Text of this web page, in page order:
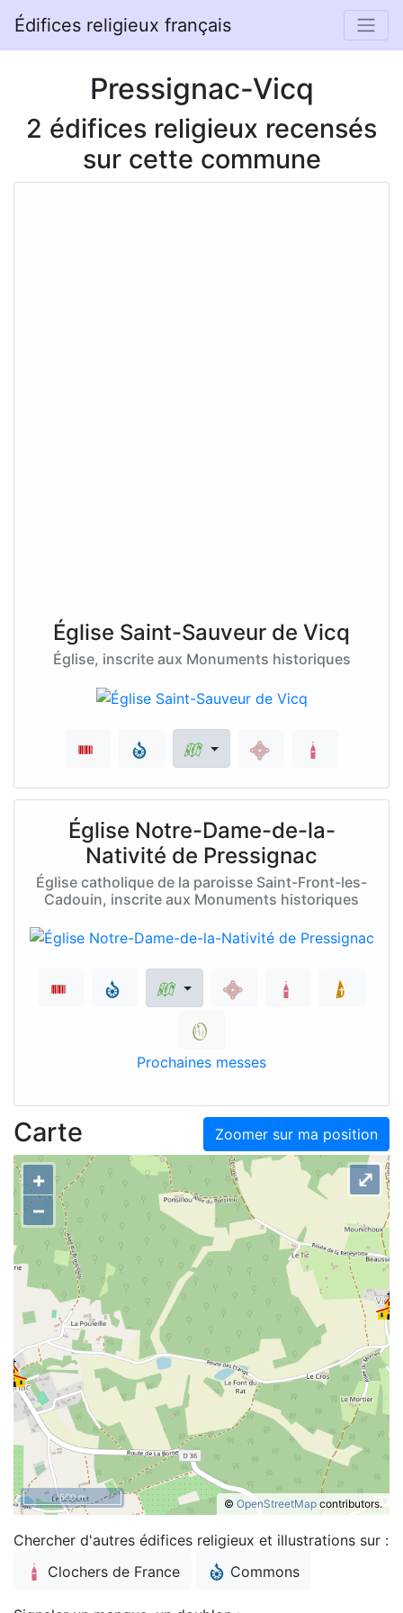
Édifices religieux français
Pressignac-Vicq
2 édifices religieux recensés
sur cette commune
Église Saint-Sauveur de Vicq
Église, inscrite aux Monuments historiques
Église Notre-Dame-de-la-
Nativité de Pressignac
Église catholique de la paroisse Saint-Front-les-
Cadouin, inscrite aux Monuments historiques
Prochaines messes
Zoomer sur ma position
Carte
+
–
© OpenStreetMap contributors.
⤢
500 m
Chercher d'autres édifices religieux et illustrations sur :
Clochers de France
Commons